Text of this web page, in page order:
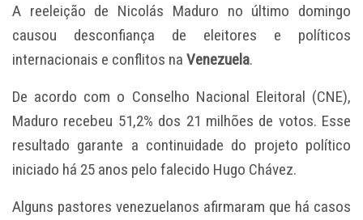
A reeleição de Nicolás Maduro no último domingo
causou desconfiança de eleitores e políticos
internacionais e conflitos na Venezuela.
De acordo com o Conselho Nacional Eleitoral (CNE),
Maduro recebeu 51,2% dos 21 milhões de votos. Esse
resultado garante a continuidade do projeto político
iniciado há 25 anos pelo falecido Hugo Chávez.
Alguns pastores venezuelanos afirmaram que há casos